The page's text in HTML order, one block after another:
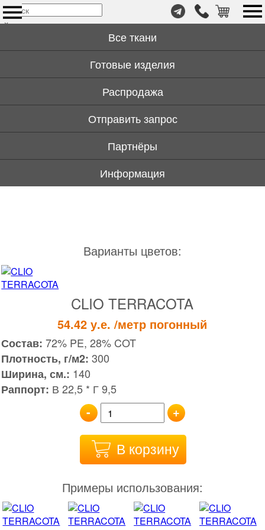
×
т.
+7
446-
Все ткани
Готовые изделия
Распродажа
Отправить запрос
Партнёры
Информация
Варианты цветов:
CLIO TERRACOTA
54.42у.е. /метр погонный
Состав: 72% PE, 28% COT
Плотность, г/м2: 300
Ширина, см.: 140
Раппорт: В 22,5 * Г 9,5
- +
В корзину
Примеры использования: